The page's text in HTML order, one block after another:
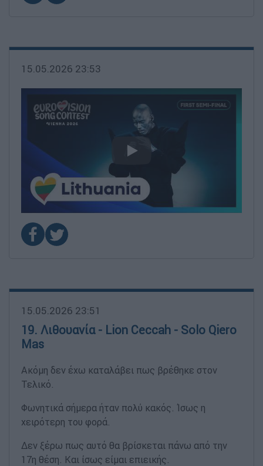
15.05.2026 23:53
video
15.05.2026 23:51
19. Λιθουανία - Lion Ceccah - Solo Qiero
Mas
Ακόμη δεν έχω καταλάβει πως βρέθηκε στον
Τελικό.
Φωνητικά σήμερα ήταν πολύ κακός. Ίσως η
χειρότερη του φορά.
Δεν ξέρω πως αυτό θα βρίσκεται πάνω από την
17η θέση. Και ίσως είμαι επιεικής.